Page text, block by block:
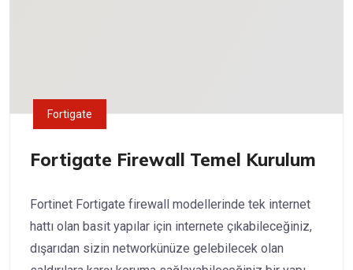
Fortigate
Fortigate Firewall Temel Kurulum
Fortinet Fortigate firewall modellerinde tek internet
hattı olan basit yapılar için internete çıkabileceğiniz,
dışarıdan sizin networkünüze gelebilecek olan